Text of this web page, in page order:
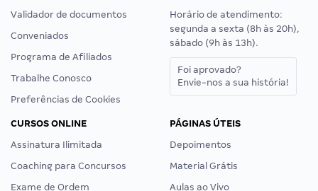
Validador de documentos
Conveniados
Programa de Afiliados
Trabalhe Conosco
Preferências de Cookies
Horário de atendimento:
segunda a sexta (8h às 20h),
sábado (9h às 13h).
Foi aprovado?
Envie-nos a sua história!
CURSOS ONLINE
Assinatura Ilimitada
Coaching para Concursos
Exame de Ordem
PÁGINAS ÚTEIS
Depoimentos
Material Grátis
Aulas ao Vivo